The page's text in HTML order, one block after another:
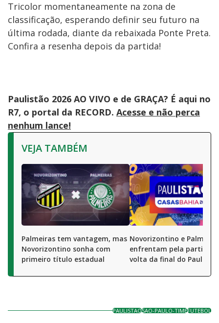
Tricolor momentaneamente na zona de
classificação, esperando definir seu futuro na
última rodada, diante da rebaixada Ponte Preta.
Confira a resenha depois da partida!
Paulistão 2026 AO VIVO e de GRAÇA? É aqui no
R7, o portal da RECORD. Acesse e não perca
nenhum lance!
VEJA TAMBÉM
Palmeiras tem vantagem, mas
Novorizontino sonha com
primeiro título estadual
Novorizontino e
enfrentam pela partida
volta da final do
PAULISTAOSAO-PAULO-TIMEFUTEBOL